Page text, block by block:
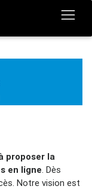
proposer la
en ligne. Dès
Notre vision est